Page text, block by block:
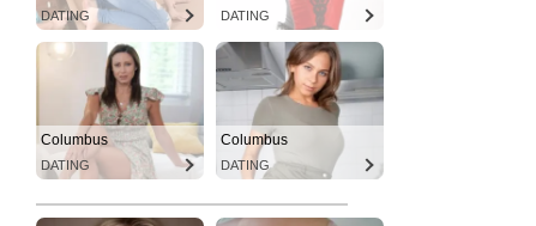
DATING DATING
Columbus
DATING
Columbus
DATING